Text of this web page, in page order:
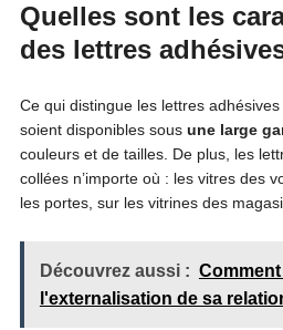
Quelles sont les
des lettres
Ce qui distingue les lettres adhésives
soient disponibles sousune large
couleurs et de tailles. De plus, les
collées n’importe où : les vitres des
les portes, sur les vitrines des
Découvrez aussi :
l'externalisation de sa